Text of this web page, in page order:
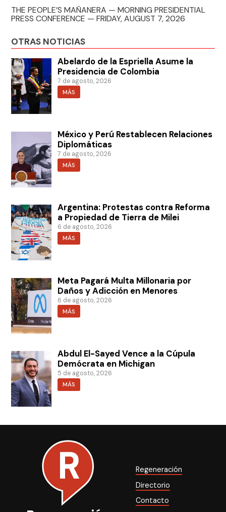
THE PEOPLE’S MAÑANERA — MORNING PRESIDENTIAL
PRESS CONFERENCE — FRIDAY, AUGUST 7, 2026
OTRAS NOTICIAS
Abelardo de la Espriella Asume la
Presidencia de Colombia
7 de agosto, 2026
MÁS
México y Perú Restablecen Relaciones
Diplomáticas
7 de agosto, 2026
MÁS
Argentina: Protestas contra Reforma
a Propiedad de Tierra de Milei
6 de agosto, 2026
MÁS
Meta Pagará Multa Millonaria por
Daños y Adicción en Menores
6 de agosto, 2026
MÁS
Abdul El-Sayed Vence a la Cúpula
Demócrata en Michigan
5 de agosto, 2026
MÁS
Regeneración
Directorio
Contacto